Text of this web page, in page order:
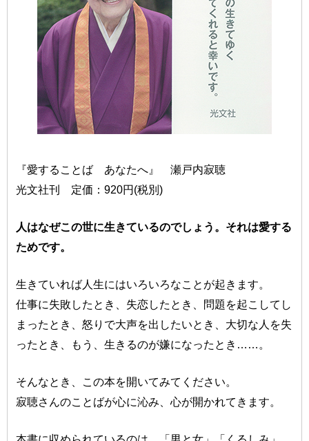
『愛することば あなたへ』 瀬戸内寂聴
光文社刊 定価：920円(税別)
人はなぜこの世に生きているのでしょう。それは愛する
ためです。
生きていれば人生にはいろいろなことが起きます。
仕事に失敗したとき、失恋したとき、問題を起こしてし
まったとき、怒りで大声を出したいとき、大切な人を失
ったとき、もう、生きるのが嫌になったとき……。
そんなとき、この本を開いてみてください。
寂聴さんのことばが心に沁み、心が開かれてきます。